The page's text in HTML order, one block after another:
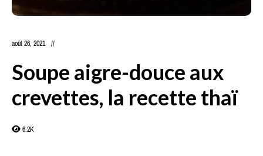
août 26, 2021
Soupe aigre-douce aux
crevettes, la recette thaï
6.2K